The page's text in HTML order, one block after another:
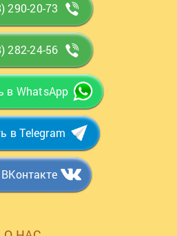
290-20-73
282-24-56
в WhatsApp
в Telegram